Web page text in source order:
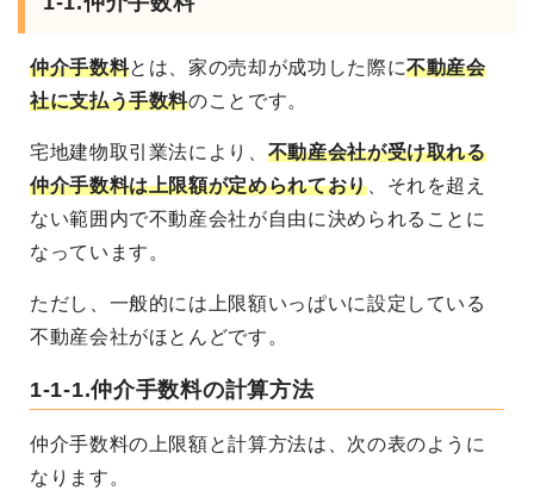
仲介手数料とは、家の売却が成功した際に不動産会
社に支払う手数料のことです。
宅地建物取引業法により、 不動産会社が受け取れる
仲介手数料は上限額が定められており、それを超え
ない範囲内で不動産会社が自由に決められることに
なっています。
ただし、一般的には上限額いっぱいに設定している
不動産会社がほとんどです。
1-1-1.仲介手数料の計算方法
仲介手数料の上限額と計算方法は、次の表のように
なります。